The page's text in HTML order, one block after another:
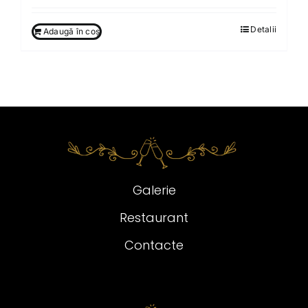
Adaugă în coș Detalii
Galerie
Restaurant
Contacte